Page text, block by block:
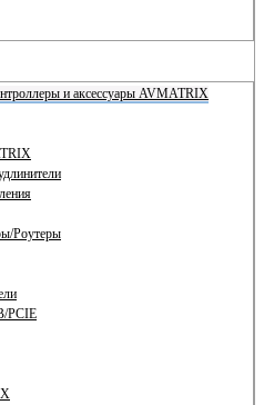
и аксессуары AVMATRIX
Роутеры
PCIE